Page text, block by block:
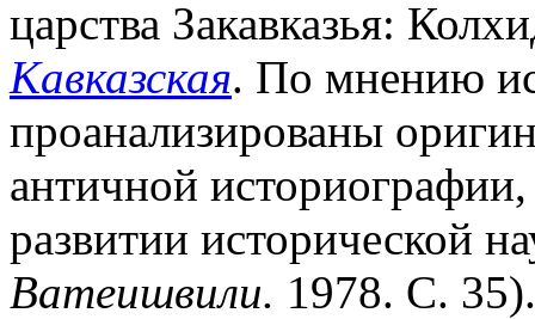
царства Закавказья:
Кавказская. По мнению
проанализированы
античной
развитии исторической
Ватеишвили. 1978. С. 35).